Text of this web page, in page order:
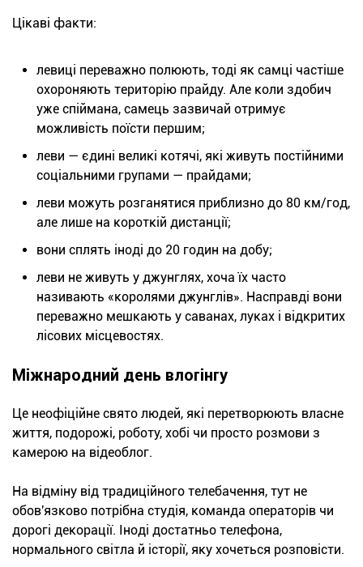
Цікаві факти:
левиці переважно полюють, тоді як самці частіше
охороняють територію прайду. Але коли здобич
уже спіймана, самець зазвичай отримує
можливість поїсти першим;
леви — єдині великі котячі, які живуть постійними
соціальними групами — прайдами;
леви можуть розганятися приблизно до 80 км/год,
але лише на короткій дистанції;
вони сплять іноді до 20 годин на добу;
леви не живуть у джунглях, хоча їх часто
називають «королями джунглів». Насправді вони
переважно мешкають у саванах, луках і відкритих
лісових місцевостях.
Міжнародний день влогінгу
Це неофіційне свято людей, які перетворюють власне
життя, подорожі, роботу, хобі чи просто розмови з
камерою на відеоблог.
На відміну від традиційного телебачення, тут не
обов'язково потрібна студія, команда операторів чи
дорогі декорації. Іноді достатньо телефона,
нормального світла й історії, яку хочеться розповісти.